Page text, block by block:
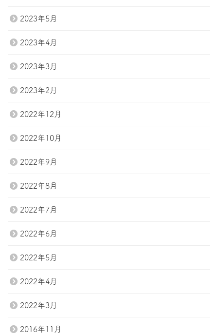
2023年5月
2023年4月
2023年3月
2023年2月
2022年12月
2022年10月
2022年9月
2022年8月
2022年7月
2022年6月
2022年5月
2022年4月
2022年3月
2016年11月